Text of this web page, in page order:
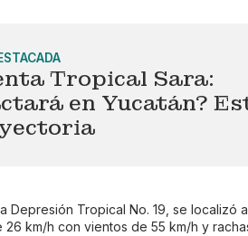
Tropical Sara:
en Yucatán?
Depresión Tropical No. 19, se localizó
26 km/h con vientos de 55 km/h y